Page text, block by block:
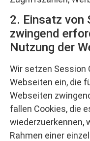
2. Einsatz von
zwingend
Nutzung der
Wir setzen Session
Webseiten ein, die
Webseiten
fallen Cookies, die
wiederzuerkennen,
Rahmen einer